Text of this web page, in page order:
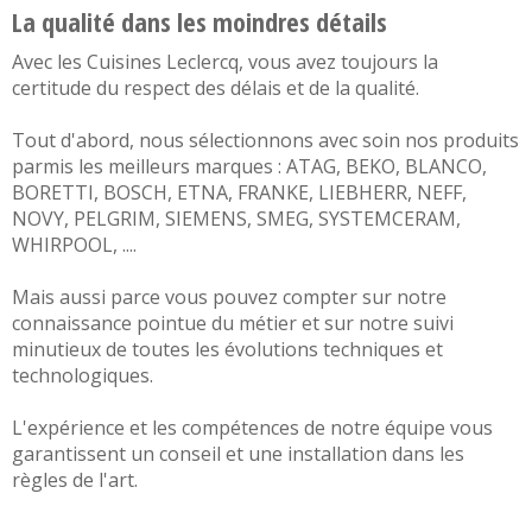
La qualité dans les moindres détails
Avec les Cuisines Leclercq, vous avez toujours la
certitude du respect des délais et de la qualité.
Tout d'abord, nous sélectionnons avec soin nos produits
parmis les meilleurs marques : ATAG, BEKO, BLANCO,
BORETTI, BOSCH, ETNA, FRANKE, LIEBHERR, NEFF,
NOVY, PELGRIM, SIEMENS, SMEG, SYSTEMCERAM,
WHIRPOOL, ....
Mais aussi parce vous pouvez compter sur notre
connaissance pointue du métier et sur notre suivi
minutieux de toutes les évolutions techniques et
technologiques.
L'expérience et les compétences de notre équipe vous
garantissent un conseil et une installation dans les
règles de l'art.